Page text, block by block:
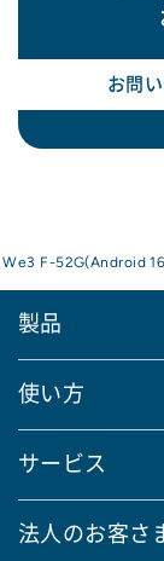
お問
F-52G(Android
製品
使い方
サービス
法人のお客さ